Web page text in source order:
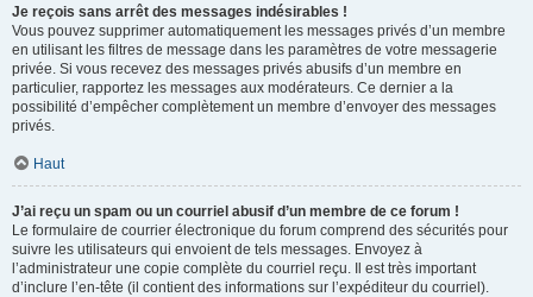
Je reçois sans arrêt des messages indésirables !
Vous pouvez supprimer automatiquement les messages privés d’un membre
en utilisant les filtres de message dans les paramètres de votre messagerie
privée. Si vous recevez des messages privés abusifs d’un membre en
particulier, rapportez les messages aux modérateurs. Ce dernier a la
possibilité d’empêcher complètement un membre d’envoyer des messages
privés.
Haut
J’ai reçu un spam ou un courriel abusif d’un membre de ce forum !
Le formulaire de courrier électronique du forum comprend des sécurités pour
suivre les utilisateurs qui envoient de tels messages. Envoyez à
l’administrateur une copie complète du courriel reçu. Il est très important
d’inclure l’en-tête (il contient des informations sur l’expéditeur du courriel).